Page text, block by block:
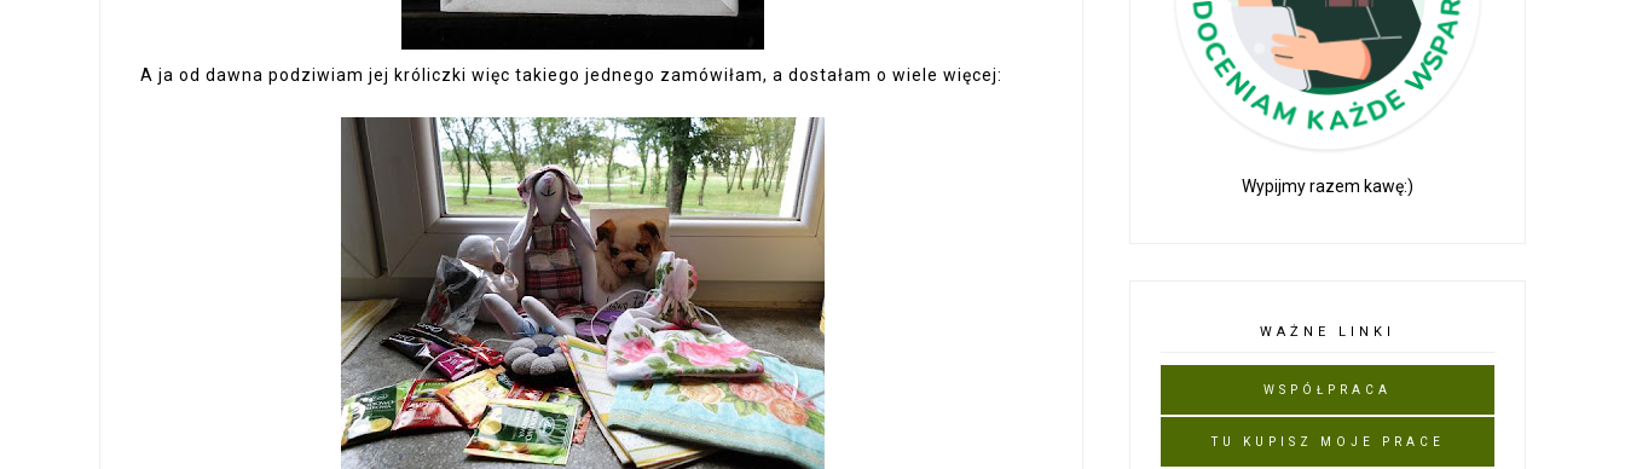
A ja od dawna podziwiam jej króliczki więc takiego jednego zamówiłam, a dostałam o wiele więcej:
Wypijmy razem kawę:)
WAŻNE LINKI
WSPÓŁPRACA
TU KUPISZ MOJE PRACE